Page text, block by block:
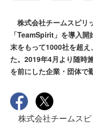
株式会社チームスピリ
「TeamSpirit」を導入
末をもって1000社を超
た。2019年4月より随時
を前にした企業・団体で
株式会社チームス